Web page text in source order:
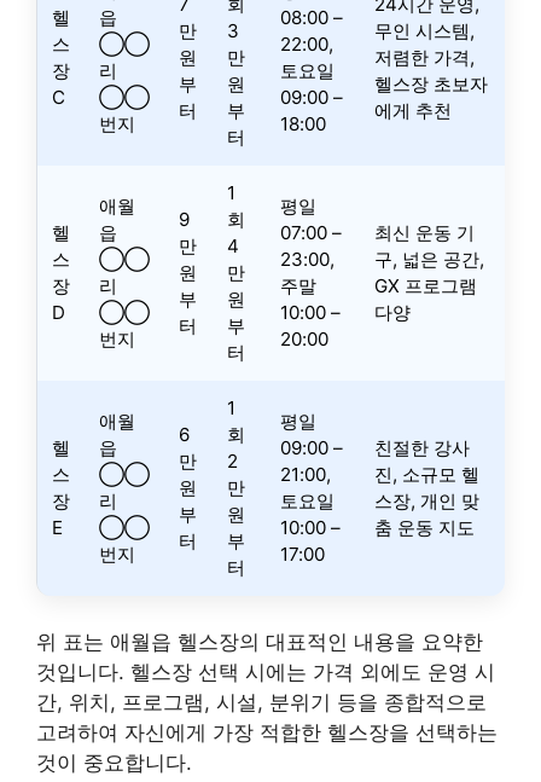
헬
스
장
C
읍
◯◯
리
◯◯
번지
만
원
부
터
3
만
원
부
터
08:00 –
22:00,
토요일
09:00 –
18:00
무인 시스템,
저렴한 가격,
헬스장 초보자
에게 추천
헬
스
장
D
애월
읍
◯◯
리
◯◯
번지
9
만
원
부
터
1
회
4
만
원
부
터
평일
07:00 –
23:00,
주말
10:00 –
20:00
최신 운동 기
구, 넓은 공간,
GX 프로그램
다양
헬
스
장
E
애월
읍
◯◯
리
◯◯
번지
6
만
원
부
터
1
회
2
만
원
부
터
평일
09:00 –
21:00,
토요일
10:00 –
17:00
친절한 강사
진, 소규모 헬
스장, 개인 맞
춤 운동 지도
위 표는 애월읍 헬스장의 대표적인 내용을 요약한
것입니다. 헬스장 선택 시에는 가격 외에도 운영 시
간, 위치, 프로그램, 시설, 분위기 등을 종합적으로
고려하여 자신에게 가장 적합한 헬스장을 선택하는
것이 중요합니다.